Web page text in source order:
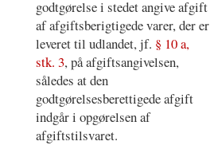
godtgørelse i stedet angive afgift
af afgiftsberigtigede varer, der er
leveret til udlandet, jf. § 10 a,
stk. 3, på afgiftsangivelsen,
således at den
godtgørelsesberettigede afgift
indgår i opgørelsen af
afgiftstilsvaret.